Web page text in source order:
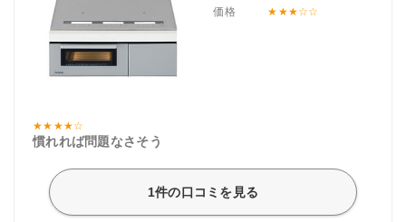
価格
慣れれば問題なさそう
1件の口コミを見る